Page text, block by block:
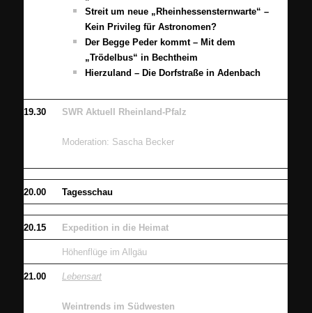
Streit um neue „Rheinhessensternwarte“ –
Kein Privileg für Astronomen?
Der Begge Peder kommt – Mit dem
„Trödelbus“ in Bechtheim
Hierzuland – Die Dorfstraße in Adenbach
19.30 SWR Aktuell Rheinland-Pfalz
Moderation: Sascha Becker
20.00 Tagesschau
20.15 Expedition in die Heimat
Höhenflüge im Allgäu
21.00 Lebensart
Weintrends im Südwesten